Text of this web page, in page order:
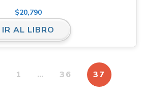
$20,790
IR AL LIBRO
1 … 36 37